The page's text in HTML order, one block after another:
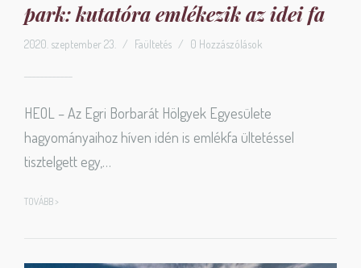
park: kutatóra emlékezik az idei fa
2020. szeptember 23. / Faültetés / 0 Hozzászólások
HEOL – Az Egri Borbarát Hölgyek Egyesülete
hagyományaihoz híven idén is emlékfa ültetéssel
tisztelgett egy,…
TOVÁBB >